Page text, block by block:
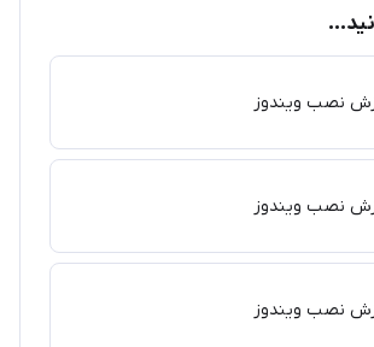
نصب ویندوز
نصب ویندوز
نصب ویندوز